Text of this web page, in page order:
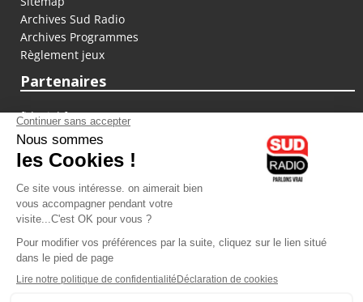
Archives Sud Radio
Archives Programmes
Règlement jeux
Partenaires
fiducial.fr
lyoncapitale.fr
olympique-et-lyonnais.com
L'application Iphone / Android
Téléchargez l'application
Les cookies